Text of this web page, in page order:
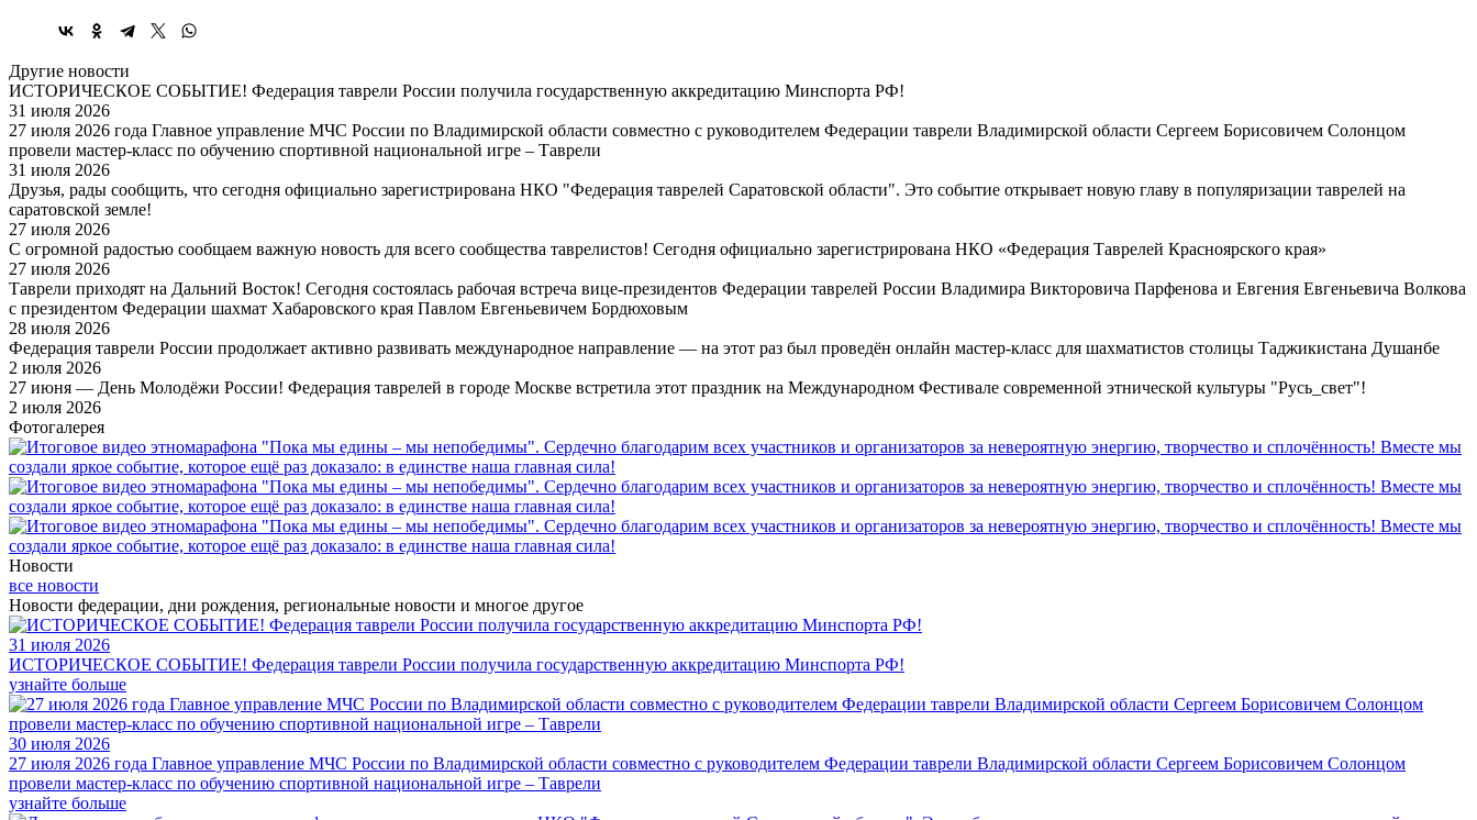
Другие новости
ИСТОРИЧЕСКОЕ СОБЫТИЕ! Федерация таврели России получила государственную аккредитацию Минспорта РФ!
31 июля 2026
27 июля 2026 года Главное управление МЧС России по Владимирской области совместно с руководителем Федерации таврели Владимирской области Сергеем Борисовичем Солонцом
провели мастер-класс по обучению спортивной национальной игре – Таврели
31 июля 2026
Друзья, рады сообщить, что сегодня официально зарегистрирована НКО "Федерация таврелей Саратовской области". Это событие открывает новую главу в популяризации таврелей на
саратовской земле!
27 июля 2026
С огромной радостью сообщаем важную новость для всего сообщества таврелистов! Сегодня официально зарегистрирована НКО «Федерация Таврелей Красноярского края»
27 июля 2026
Таврели приходят на Дальний Восток! Сегодня состоялась рабочая встреча вице-президентов Федерации таврелей России Владимира Викторовича Парфенова и Евгения Евгеньевича Волкова
с президентом Федерации шахмат Хабаровского края Павлом Евгеньевичем Бордюховым
28 июля 2026
Федерация таврели России продолжает активно развивать международное направление — на этот раз был проведён онлайн мастер-класс для шахматистов столицы Таджикистана Душанбе
2 июля 2026
27 июня — День Молодёжи России! Федерация таврелей в городе Москве встретила этот праздник на Международном Фестивале современной этнической культуры "Русь_свет"!
2 июля 2026
Фотогалерея
Новости
все новости
Новости федерации, дни рождения, региональные новости и многое другое
31 июля 2026
ИСТОРИЧЕСКОЕ СОБЫТИЕ! Федерация таврели России получила государственную аккредитацию Минспорта РФ!
узнайте больше
30 июля 2026
27 июля 2026 года Главное управление МЧС России по Владимирской области совместно с руководителем Федерации таврели Владимирской области Сергеем Борисовичем Солонцом
провели мастер-класс по обучению спортивной национальной игре – Таврели
узнайте больше